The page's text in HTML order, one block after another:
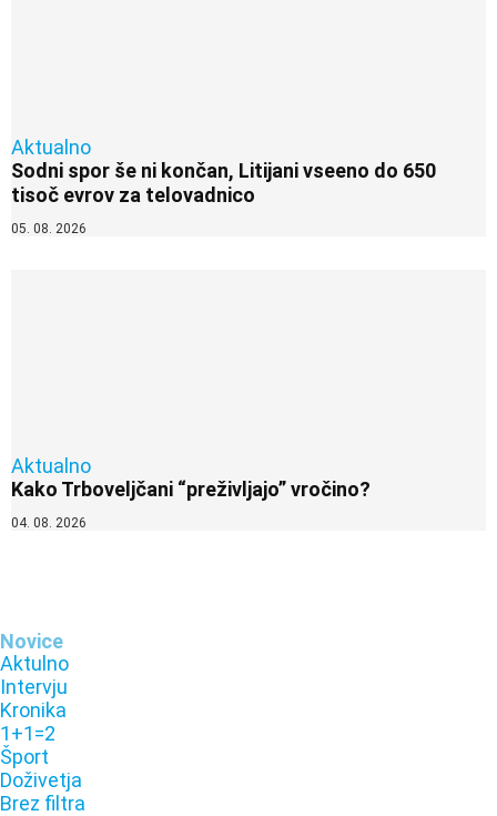
Aktualno
Sodni spor še ni končan, Litijani vseeno do 650
tisoč evrov za telovadnico
05. 08. 2026
Aktualno
Kako Trboveljčani “preživljajo” vročino?
04. 08. 2026
Novice
Aktulno
Intervju
Kronika
1+1=2
Šport
Doživetja
Brez filtra